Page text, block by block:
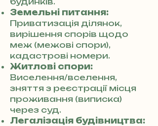
Земельні питання:
Приватизація ділянок,
вирішення спорів щодо
меж (межові спори),
кадастрові номери.
Житлові спори:
Виселення/вселення,
зняття з реєстрації місця
проживання (виписка)
через суд.
Легалізація будівництва: